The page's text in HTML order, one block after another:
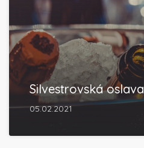
Silvestrovská oslava
05.02.2021